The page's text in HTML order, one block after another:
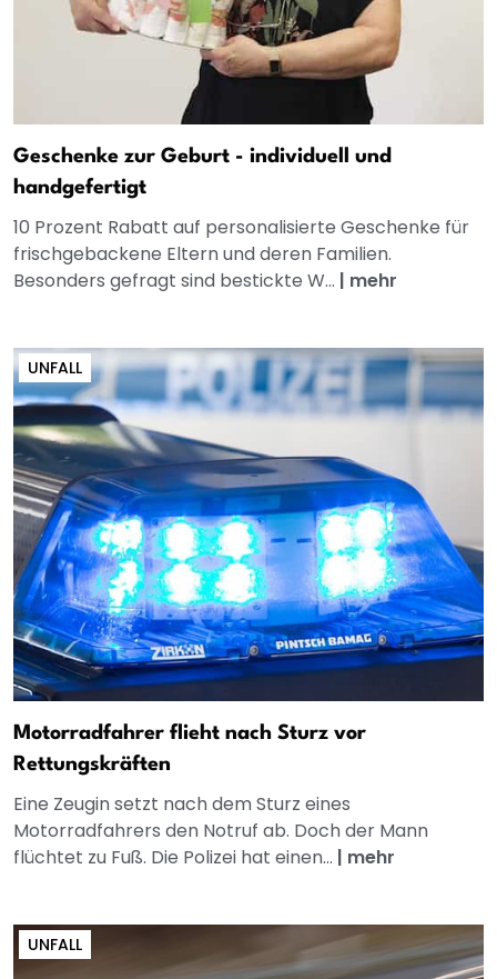
Geschenke zur Geburt - individuell und
handgefertigt
10 Prozent Rabatt auf personalisierte Geschenke für
frischgebackene Eltern und deren Familien.
Besonders gefragt sind bestickte W... | mehr
UNFALL
Motorradfahrer flieht nach Sturz vor
Rettungskräften
Eine Zeugin setzt nach dem Sturz eines
Motorradfahrers den Notruf ab. Doch der Mann
flüchtet zu Fuß. Die Polizei hat einen... | mehr
UNFALL